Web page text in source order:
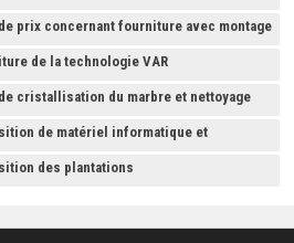
prix concernant fourniture avec montage
la Fédération Tunisienne de Football
de la technologie VAR
cristallisation du marbre et nettoyage
de matériel informatique et
des plantations